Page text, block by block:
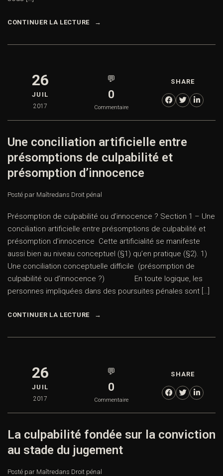
CONTINUER LA LECTURE
26
JUIL
2017
💬
0
Commentaire
SHARE
Une conciliation artificielle entre
présomptions de culpabilité et
présomption d’innocence
Posté par Maîtredans Droit pénal
Présomption de culpabilité ou d’innocence ? Section 1 – Une
conciliation artificielle entre présomptions de culpabilité et
présomption d’innocence Cette artificialité se manifeste
aussi bien au niveau conceptuel (§1) qu’en pratique (§2). 1)
Une conciliation conceptuelle difficile (présomption de
culpabilité ou d’innocence ?) En toute logique, les
personnes impliquées dans des poursuites pénales sont […]
CONTINUER LA LECTURE
26
JUIL
2017
💬
0
Commentaire
SHARE
La culpabilité fondée sur la conviction
au stade du jugement
Posté par Maîtredans Droit pénal